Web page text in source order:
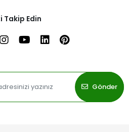
Takip Edin
Gönder